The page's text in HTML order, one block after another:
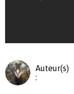
Auteur(s)
: